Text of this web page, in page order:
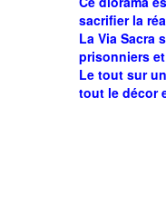
sacrifier la
La Via Sacra
prisonniers
Le tout sur
tout le décor